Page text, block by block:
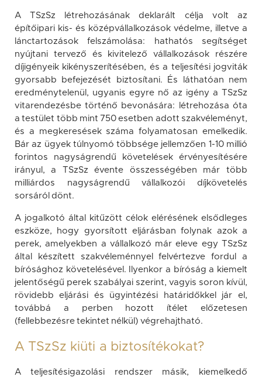
A TSzSz létrehozásának deklarált célja volt az
építőipari kis- és középvállalkozások védelme, illetve a
lánctartozások felszámolása: hathatós segítséget
nyújtani tervező és kivitelező vállalkozások részére
díjigényeik kikényszerítésében, és a teljesítési jogviták
gyorsabb befejezését biztosítani. És láthatóan nem
eredménytelenül, ugyanis egyre nő az igény a TSzSz
vitarendezésbe történő bevonására: létrehozása óta
a testület több mint 750 esetben adott szakvéleményt,
és a megkeresések száma folyamatosan emelkedik.
Bár az ügyek túlnyomó többsége jellemzően 1-10 millió
forintos nagyságrendű követelések érvényesítésére
irányul, a TSzSz évente összességében már több
milliárdos nagyságrendű vállalkozói díjkövetelés
sorsáról dönt.
A jogalkotó által kitűzött célok elérésének elsődleges
eszköze, hogy gyorsított eljárásban folynak azok a
perek, amelyekben a vállalkozó már eleve egy TSzSz
által készített szakvéleménnyel felvértezve fordul a
bírósághoz követelésével. Ilyenkor a bíróság a kiemelt
jelentőségű perek szabályai szerint, vagyis soron kívül,
rövidebb eljárási és ügyintézési határidőkkel jár el,
továbbá a perben hozott ítélet előzetesen
(fellebbezésre tekintet nélkül) végrehajtható.
A TSzSz kiüti a biztosítékokat?
A teljesítésigazolási rendszer másik, kiemelkedő